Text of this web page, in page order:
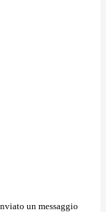
un messaggio